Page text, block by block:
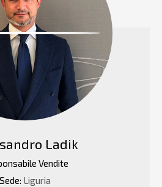
Ladik
Vendite
Sede: Liguria